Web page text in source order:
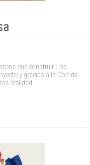
que construir. Los
y gracias a la Corrida
realidad.